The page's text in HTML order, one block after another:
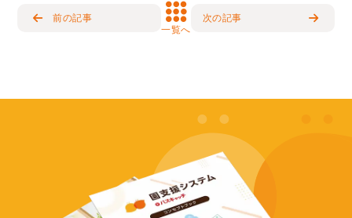
前の記事
一覧へ
次の記事